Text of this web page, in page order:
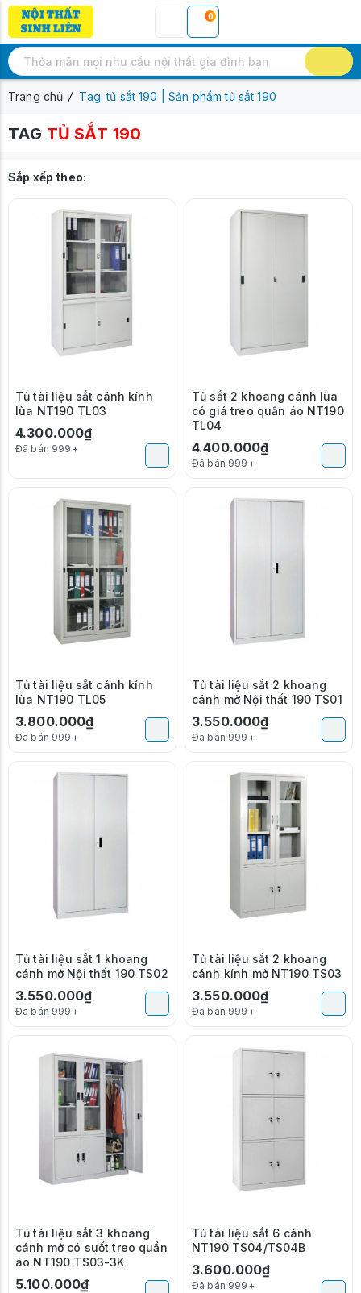
0
Trang chủ Tag: tủ sắt 190 | Sản phẩm tủ sắt 190
TAG TỦ SẮT 190
Sắp xếp theo:
Tủ tài liệu sắt cánh kính
lùa NT190 TL03
4.300.000₫
Đã bán 999+
Tủ sắt 2 khoang cánh lùa
có giá treo quần áo NT190
TL04
4.400.000₫
Đã bán 999+
Tủ tài liệu sắt cánh kính
lùa NT190 TL05
3.800.000₫
Đã bán 999+
Tủ tài liệu sắt 2 khoang
cánh mở Nội thất 190 TS01
3.550.000₫
Đã bán 999+
Tủ tài liệu sắt 1 khoang
cánh mở Nội thất 190 TS02
3.550.000₫
Đã bán 999+
Tủ tài liệu sắt 2 khoang
cánh kính mở NT190 TS03
3.550.000₫
Đã bán 999+
Tủ tài liệu sắt 3 khoang
cánh mở có suốt treo quần
áo NT190 TS03-3K
5.100.000₫
Tủ tài liệu sắt 6 cánh
NT190 TS04/TS04B
3.600.000₫
Đã bán 999+